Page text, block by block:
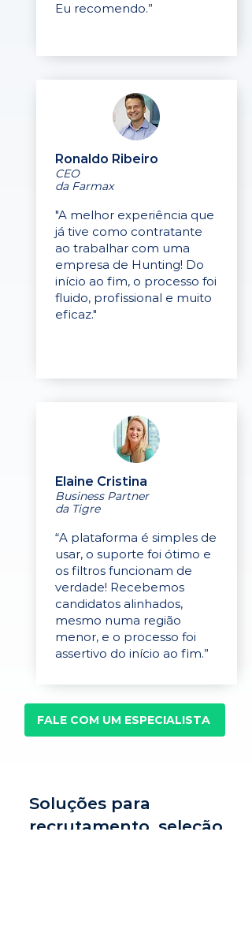
Eu recomendo.”
Ronaldo Ribeiro
CEO
da Farmax
"A melhor experiência que
já tive como contratante
ao trabalhar com uma
empresa de Hunting! Do
início ao fim, o processo foi
fluido, profissional e muito
eficaz."
Elaine Cristina
Business Partner
da Tigre
“A plataforma é simples de
usar, o suporte foi ótimo e
os filtros funcionam de
verdade! Recebemos
candidatos alinhados,
mesmo numa região
menor, e o processo foi
assertivo do início ao fim.”
FALE COM UM ESPECIALISTA
Soluções para
recrutamento, seleção